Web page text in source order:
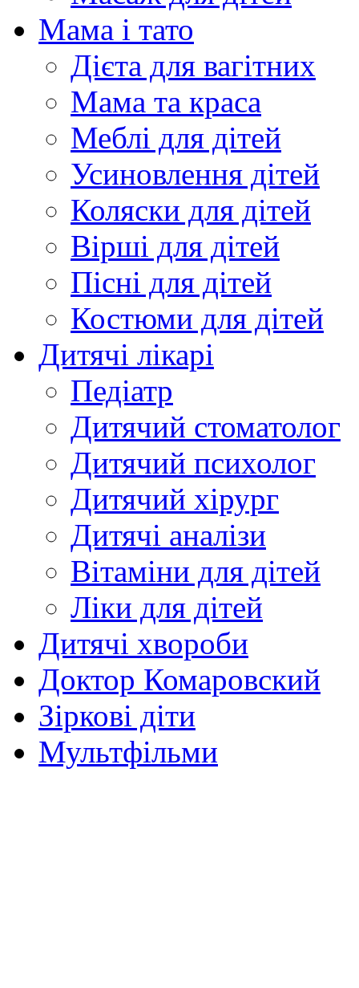
Мама і тато
Дієта для вагітних
Мама та краса
Меблі для дітей
Усиновлення дітей
Коляски для дітей
Вірші для дітей
Пісні для дітей
Костюми для дітей
Дитячі лікарі
Педіатр
Дитячий стоматолог
Дитячий психолог
Дитячий хірург
Дитячі аналізи
Вітаміни для дітей
Ліки для дітей
Дитячі хвороби
Доктор Комаровский
Зіркові діти
Мультфільми